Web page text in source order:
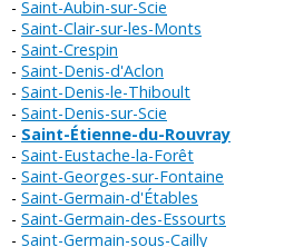
Saint-Aubin-sur-Scie
Saint-Clair-sur-les-Monts
Saint-Crespin
Saint-Denis-d'Aclon
Saint-Denis-le-Thiboult
Saint-Denis-sur-Scie
Saint-Étienne-du-Rouvray
Saint-Eustache-la-Forêt
Saint-Georges-sur-Fontaine
Saint-Germain-d'Étables
Saint-Germain-des-Essourts
Saint-Germain-sous-Cailly